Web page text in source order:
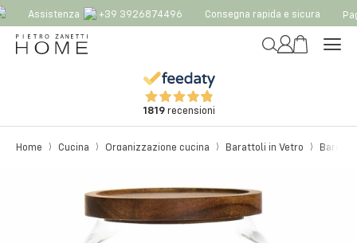
Assistenza +39 3926874496 Consegna rapida e sicura
1819recensioni
Home Cucina Organizzazione cucina Barattoli in Vetro